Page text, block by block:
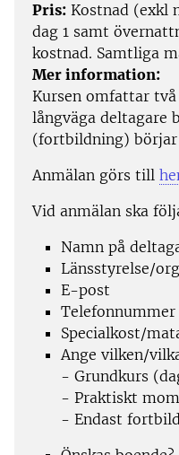
Pris: Kostnad (exkl
dag 1 samt
kostnad. Samtliga
Mer information:
Kursen omfattar
långväga deltagare
(fortbildning) börjar
Anmälan görs till
Vid anmälan ska
Namn på
Länsstyrelse/
E-post
Telefonnummer
Specialkost/
Ange vilken/
- Grundkurs
- Praktiskt
- Endast